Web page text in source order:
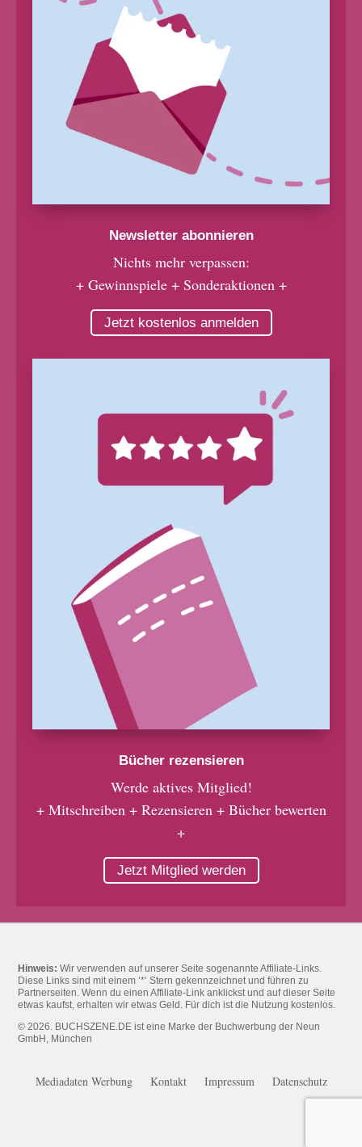
Newsletter abonnieren
Nichts mehr verpassen:
+ Gewinnspiele + Sonderaktionen +
Jetzt kostenlos anmelden
Bücher rezensieren
Werde aktives Mitglied!
+ Mitschreiben + Rezensieren + Bücher bewerten
+
Jetzt Mitglied werden
Hinweis: Wir verwenden auf unserer Seite sogenannte Affiliate-Links.
Diese Links sind mit einem ‘*‘ Stern gekennzeichnet und führen zu
Partnerseiten. Wenn du einen Affiliate-Link anklickst und auf dieser Seite
etwas kaufst, erhalten wir etwas Geld. Für dich ist die Nutzung kostenlos.
© 2026. BUCHSZENE.DE ist eine Marke der Buchwerbung der Neun
GmbH, München
Mediadaten Werbung Kontakt Impressum Datenschutz